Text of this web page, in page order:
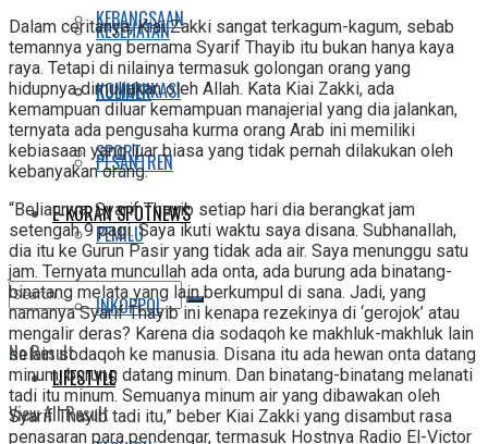
KESEHATAN
KULINER
SPORT
E-KORAN SPOTNEWS
No Result
View All Result
KEBANGSAAN
KOMUNIKASI
PESANTREN
PEMILU
INKOPPOL
LIFESTYLE
Dalam ceritanya, Kiai Zakki sangat terkagum-kagum, sebab
temannya yang bernama Syarif Thayib itu bukan hanya kaya
raya. Tetapi di nilainya termasuk golongan orang yang
hidupnya dimuliakan oleh Allah. Kata Kiai Zakki, ada
kemampuan diluar kemampuan manajerial yang dia jalankan,
ternyata ada pengusaha kurma orang Arab ini memiliki
kebiasaan yang luar biasa yang tidak pernah dilakukan oleh
kebanyakan orang.
“Beliaunya, Syarif Thayib setiap hari dia berangkat jam
setengah 9 pagi. Saya ikuti waktu saya disana. Subhanallah,
dia itu ke Gurun Pasir yang tidak ada air. Saya menunggu satu
jam. Ternyata muncullah ada onta, ada burung ada binatang-
binatang melata yang lain berkumpul di sana. Jadi, yang
namanya Syarif Thayib ini kenapa rezekinya di ‘gerojok’ atau
mengalir deras? Karena dia sodaqoh ke makhluk-makhluk lain
selain sodaqoh ke manusia. Disana itu ada hewan onta datang
minum, burung datang minum. Dan binatang-binatang melanati
tadi itu minum. Semuanya minum air yang dibawakan oleh
Syarif Thayib tadi itu,” beber Kiai Zakki yang disambut rasa
penasaran para pendengar, termasuk Hostnya Radio El-Victor